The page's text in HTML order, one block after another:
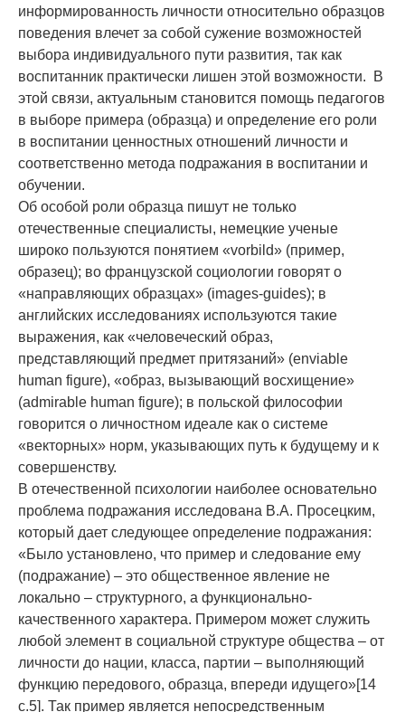
информированность личности относительно образцов
поведения влечет за собой сужение возможностей
выбора индивидуального пути развития, так как
воспитанник практически лишен этой возможности. В
этой связи, актуальным становится помощь педагогов
в выборе примера (образца) и определение его роли
в воспитании ценностных отношений личности и
соответственно метода подражания в воспитании и
обучении.
Об особой роли образца пишут не только
отечественные специалисты, немецкие ученые
широко пользуются понятием «vorbild» (пример,
образец); во французской социологии говорят о
«направляющих образцах» (images-guides); в
английских исследованиях используются такие
выражения, как «человеческий образ,
представляющий предмет притязаний» (enviable
human figure), «образ, вызывающий восхищение»
(admirable human figure); в польской философии
говорится о личностном идеале как о системе
«векторных» норм, указывающих путь к будущему и к
совершенству.
В отечественной психологии наиболее основательно
проблема подражания исследована В.А. Просецким,
который дает следующее определение подражания:
«Было установлено, что пример и следование ему
(подражание) – это общественное явление не
локально – структурного, а функционально-
качественного характера. Примером может служить
любой элемент в социальной структуре общества – от
личности до нации, класса, партии – выполняющий
функцию передового, образца, впереди идущего»[14
с.5]. Так пример является непосредственным